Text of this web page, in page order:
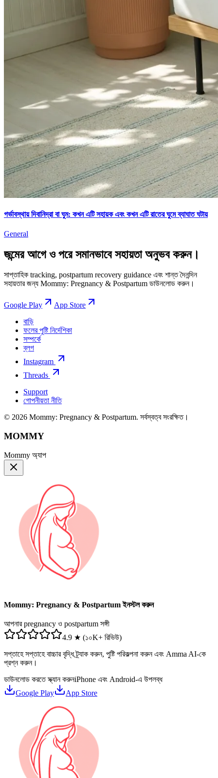
গর্ভাবস্থায় দিবানিদ্রা বা ঘুম: কখন এটি সহায়ক এবং কখন এটি রাতের ঘুমে ব্যাঘাত ঘটায়
General
জন্মের আগে ও পরে সমানভাবে সহায়তা অনুভব করুন।
সাপ্তাহিক tracking, postpartum recovery guidance এবং শান্ত দৈনন্দিন
সহায়তার জন্য Mommy: Pregnancy & Postpartum ডাউনলোড করুন।
Google Play
App Store
বাড়ি
ফলের পুষ্টি নির্দেশিকা
সম্পর্কে
ব্লগ
Instagram
Threads
Support
গোপনীয়তা নীতি
© 2026 Mommy: Pregnancy & Postpartum. সর্বস্বত্ব সংরক্ষিত।
MOMMY
Mommy অ্যাপ
Mommy: Pregnancy & Postpartum ইনস্টল করুন
আপনার pregnancy ও postpartum সঙ্গী
4.9 ★ (১০K+ রিভিউ)
সপ্তাহে সপ্তাহে বাচ্চার বৃদ্ধি ট্র্যাক করুন, পুষ্টি পরিকল্পনা করুন এবং Amma AI-কে
প্রশ্ন করুন।
ডাউনলোড করতে স্ক্যান করুনiPhone এবং Android-এ উপলব্ধ
Google Play
App Store